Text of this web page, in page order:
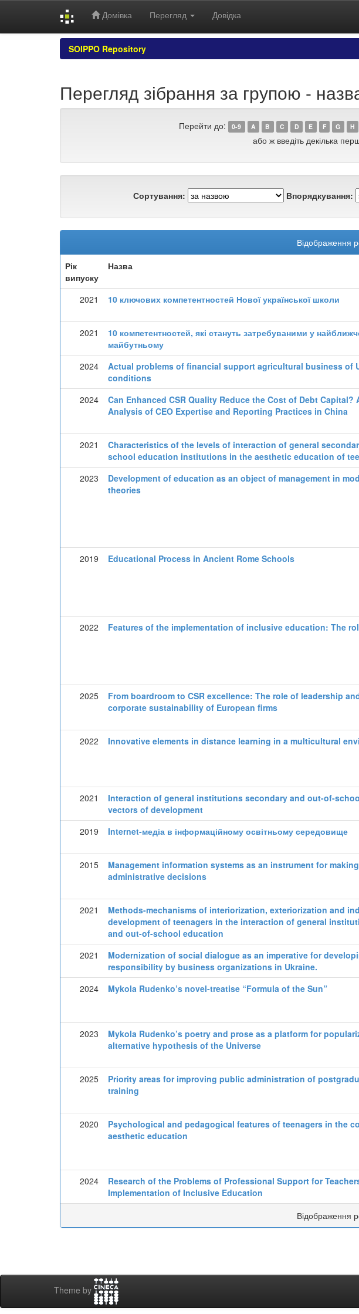
Домівка Перегляд Довідка
SOIPPO Repository
Перегляд зібрання за групою -
Перейти до: 0-9 A B C D E F G H
або ж введіть декілька
Сортування: Впорядкування:
Відображення
Рік
випуску
Назва
2021
10 ключових компетентностей Нової української школи
2021
10 компетентностей, які стануть затребуваними у
майбутньому
2024
Actual problems of financial support agricultural business of
conditions
2024
Can Enhanced CSR Quality Reduce the Cost of Debt Capital?
Analysis of CEO Expertise and Reporting Practices in China
2021
Characteristics of the levels of interaction of general
school education institutions in the aesthetic education of
2023
Development of education as an object of management in
theories
2019 Educational Process in Ancient Rome Schools
2022 Features of the implementation of inclusive education: The
2025
From boardroom to CSR excellence: The role of leadership
corporate sustainability of European firms
2022 Innovative elements in distance learning in a multicultural
2021
Interaction of general institutions secondary and out-of-
vectors of development
2019 Internet-медіа в інформаційному освітньому середовище
2015
Management information systems as an instrument for
administrative decisions
2021
Methods-mechanisms of interiorization, exteriorization and
development of teenagers in the interaction of general
and out-of-school education
2021
Modernization of social dialogue as an imperative for
responsibility by business organizations in Ukraine.
2024 Mykola Rudenko’s novel-treatise “Formula of the Sun”
2023
Mykola Rudenko’s poetry and prose as a platform for
alternative hypothesis of the Universe
2025
Priority areas for improving public administration of
training
2020
Psychological and pedagogical features of teenagers in the
aesthetic education
2024
Research of the Problems of Professional Support for
Implementation of Inclusive Education
Відображення
Theme by